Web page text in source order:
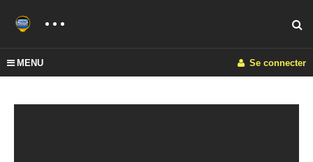
MENU Se connecter